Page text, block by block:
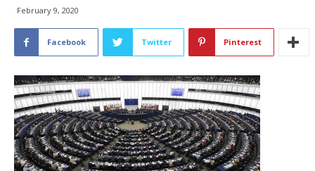
February 9, 2020
Facebook Twitter Pinterest